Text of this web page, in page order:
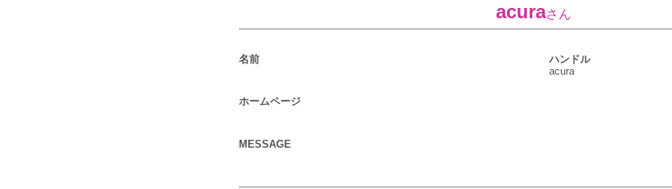
acuraさん
名前
ハンドル
acura
ホームページ
MESSAGE